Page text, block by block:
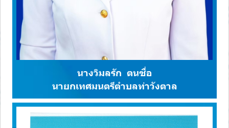
นางวิมลรัก ตนซื่อ
นายกเทศมนตรีตำบลท่าวังตาล